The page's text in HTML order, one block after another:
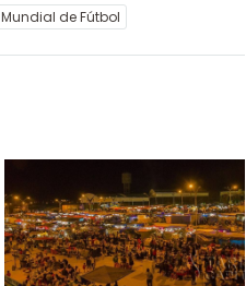
Mundial de Fútbol